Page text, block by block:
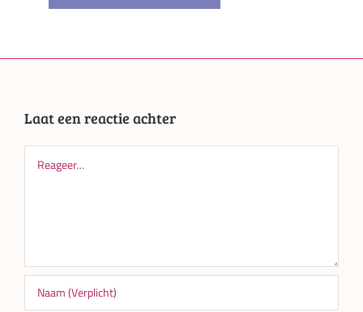
Laat een reactie achter
Reageer